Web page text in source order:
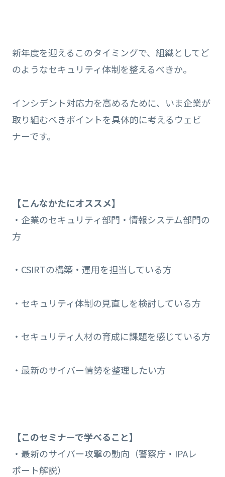
新年度を迎えるこのタイミングで、組織としてど
のようなセキュリティ体制を整えるべきか。
インシデント対応力を高めるために、いま企業が
取り組むべきポイントを具体的に考えるウェビ
ナーです。
【こんなかたにオススメ】
・企業のセキュリティ部門・情報システム部門の
方
・CSIRTの構築・運用を担当している方
・セキュリティ体制の見直しを検討している方
・セキュリティ人材の育成に課題を感じている方
・最新のサイバー情勢を整理したい方
【このセミナーで学べること】
・最新のサイバー攻撃の動向（警察庁・IPAレ
ポート解説）